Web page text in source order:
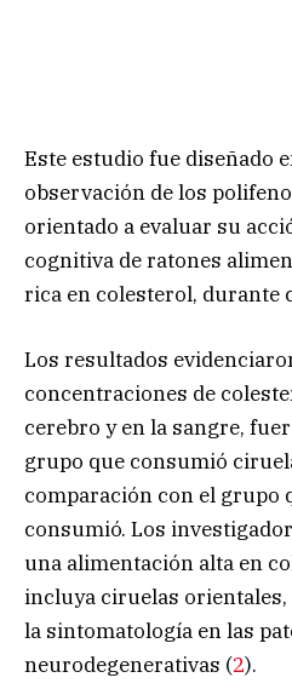
Este estudio fue diseñado
observación de los
orientado a evaluar su
cognitiva de ratones
rica en colesterol, durante
Los resultados
concentraciones de
cerebro y en la sangre,
grupo que consumió
comparación con el grupo
consumió. Los
una alimentación alta en
incluya ciruelas
la sintomatología en las
neurodegenerativas (2).